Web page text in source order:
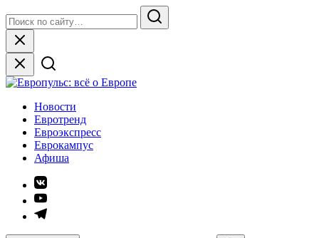
to
content
for:
Search
Close
Европульс: всё о Европе
Новости
Евротренд
Евроэкспресс
Еврокампус
Афиша
Элемент
меню
Элемент
меню
Элемент